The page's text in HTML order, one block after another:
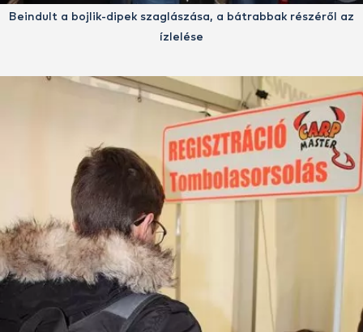
Beindult a bojlik-dipek szaglászása, a bátrabbak részéről az
ízlelése